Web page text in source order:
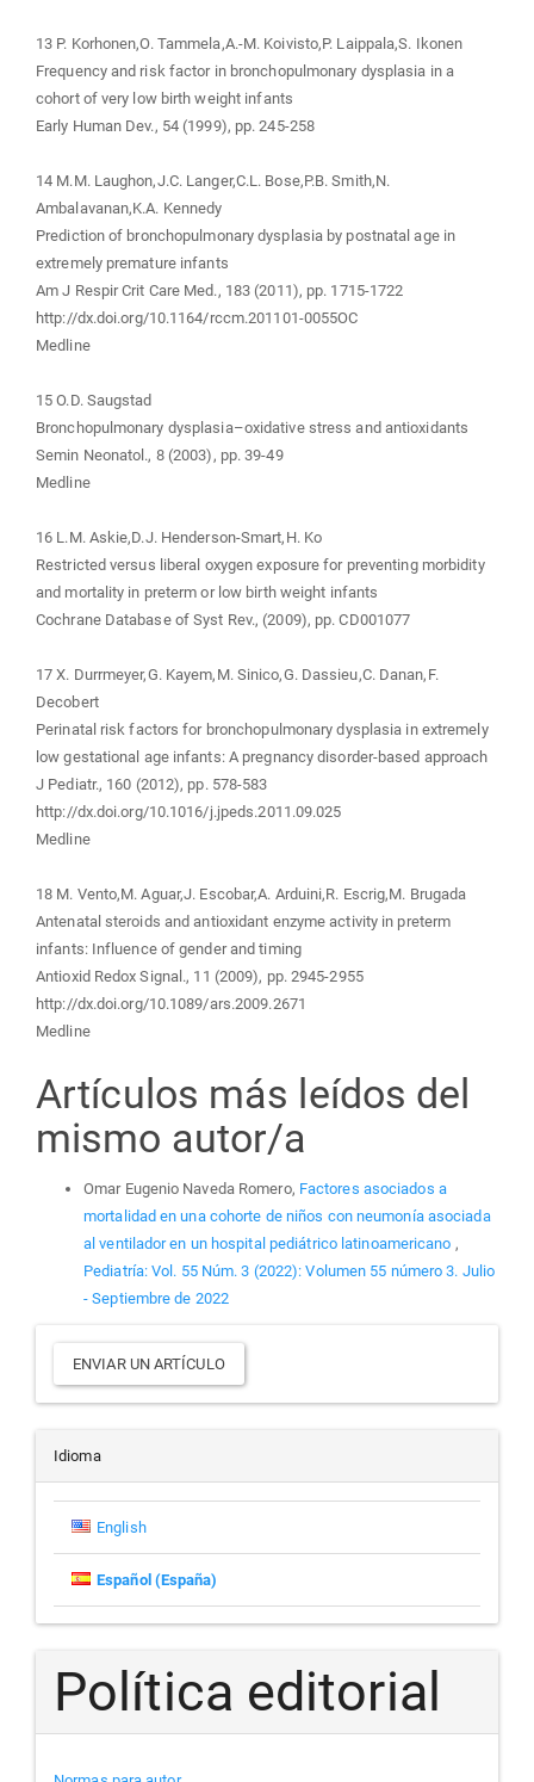
13 P. Korhonen,O. Tammela,A.-M. Koivisto,P. Laippala,S. Ikonen
Frequency and risk factor in bronchopulmonary dysplasia in a
cohort of very low birth weight infants
Early Human Dev., 54 (1999), pp. 245-258
14 M.M. Laughon,J.C. Langer,C.L. Bose,P.B. Smith,N.
Ambalavanan,K.A. Kennedy
Prediction of bronchopulmonary dysplasia by postnatal age in
extremely premature infants
Am J Respir Crit Care Med., 183 (2011), pp. 1715-1722
http://dx.doi.org/10.1164/rccm.201101-0055OC
Medline
15 O.D. Saugstad
Bronchopulmonary dysplasia–oxidative stress and antioxidants
Semin Neonatol., 8 (2003), pp. 39-49
Medline
16 L.M. Askie,D.J. Henderson-Smart,H. Ko
Restricted versus liberal oxygen exposure for preventing morbidity
and mortality in preterm or low birth weight infants
Cochrane Database of Syst Rev., (2009), pp. CD001077
17 X. Durrmeyer,G. Kayem,M. Sinico,G. Dassieu,C. Danan,F.
Decobert
Perinatal risk factors for bronchopulmonary dysplasia in extremely
low gestational age infants: A pregnancy disorder-based approach
J Pediatr., 160 (2012), pp. 578-583
http://dx.doi.org/10.1016/j.jpeds.2011.09.025
Medline
18 M. Vento,M. Aguar,J. Escobar,A. Arduini,R. Escrig,M. Brugada
Antenatal steroids and antioxidant enzyme activity in preterm
infants: Influence of gender and timing
Antioxid Redox Signal., 11 (2009), pp. 2945-2955
http://dx.doi.org/10.1089/ars.2009.2671
Medline
Artículos más leídos del
mismo autor/a
Omar Eugenio Naveda Romero, Factores asociados a
mortalidad en una cohorte de niños con neumonía asociada
al ventilador en un hospital pediátrico latinoamericano ,
Pediatría: Vol. 55 Núm. 3 (2022): Volumen 55 número 3. Julio
- Septiembre de 2022
Enviar
un
artículo
ENVIAR UN ARTÍCULO
Idioma
English
Español (España)
Política editorial